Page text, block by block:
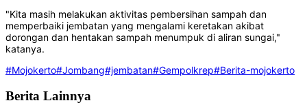
"Kita masih melakukan aktivitas pembersihan sampah dan
memperbaiki jembatan yang mengalami keretakan akibat
dorongan dan hentakan sampah menumpuk di aliran sungai,"
katanya.
#Mojokerto#Jombang#jembatan#Gempolkrep#Berita-mojokerto
Berita Lainnya